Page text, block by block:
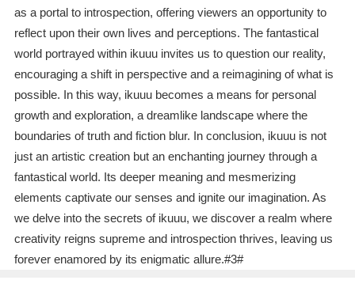
as a portal to introspection, offering viewers an opportunity to
reflect upon their own lives and perceptions. The fantastical
world portrayed within ikuuu invites us to question our reality,
encouraging a shift in perspective and a reimagining of what is
possible. In this way, ikuuu becomes a means for personal
growth and exploration, a dreamlike landscape where the
boundaries of truth and fiction blur. In conclusion, ikuuu is not
just an artistic creation but an enchanting journey through a
fantastical world. Its deeper meaning and mesmerizing
elements captivate our senses and ignite our imagination. As
we delve into the secrets of ikuuu, we discover a realm where
creativity reigns supreme and introspection thrives, leaving us
forever enamored by its enigmatic allure.#3#